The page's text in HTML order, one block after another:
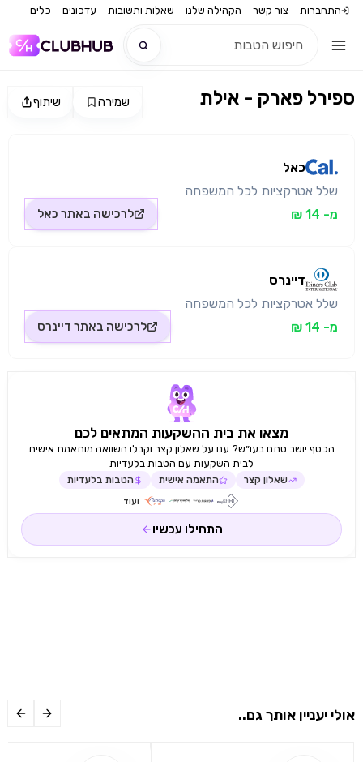
התחברות צור קשר הקהילה שלנו שאלות ותשובות עדכונים כלים
שיתוף שמירה ספירל פארק - אילת
כאל
שלל אטרקציות לכל המשפחה
מ- 14 ₪
לרכישה באתר כאל
דיינרס
שלל אטרקציות לכל המשפחה
מ- 14 ₪
לרכישה באתר דיינרס
מצאו את בית ההשקעות המתאים לכם
הכסף יושב סתם בעו״ש? ענו על שאלון קצר וקבלו השוואה מותאמת אישית
לבית השקעות עם הטבות בלעדיות
שאלון קצר התאמה אישית הטבות בלעדיות
ועוד
התחילו עכשיו
אולי יעניין אותך גם..